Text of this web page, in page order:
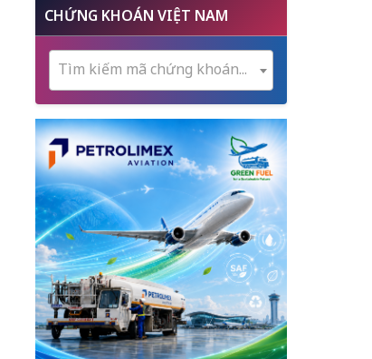
CHỨNG KHOÁN VIỆT NAM
Tìm kiếm mã chứng khoán...